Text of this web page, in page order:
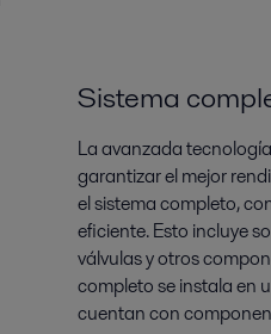
Sistema
La avanzada
garantizar el mejor
el sistema completo,
eficiente. Esto incluye
válvulas y otros
completo se instala en
cuentan con